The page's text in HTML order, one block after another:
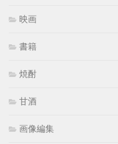
映画
書籍
焼酎
甘酒
画像編集